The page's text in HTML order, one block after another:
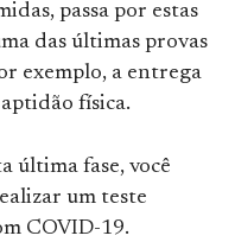
passa por estas
das últimas provas
exemplo, a entrega
física.
última fase, você
um teste
COVID-19.